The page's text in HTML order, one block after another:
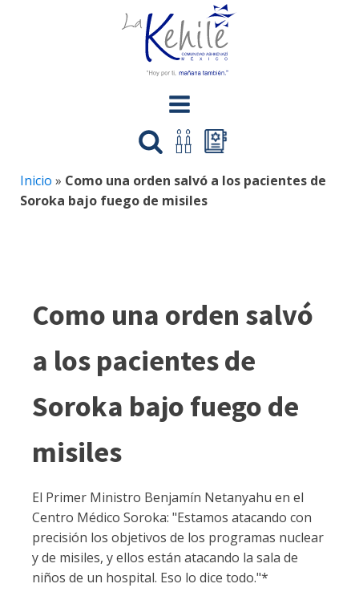
Inicio » Como una orden salvó a los pacientes de
Soroka bajo fuego de misiles
Como una orden salvó
a los pacientes de
Soroka bajo fuego de
misiles
El Primer Ministro Benjamín Netanyahu en el
Centro Médico Soroka: "Estamos atacando con
precisión los objetivos de los programas nuclear
y de misiles, y ellos están atacando la sala de
niños de un hospital. Eso lo dice todo."*